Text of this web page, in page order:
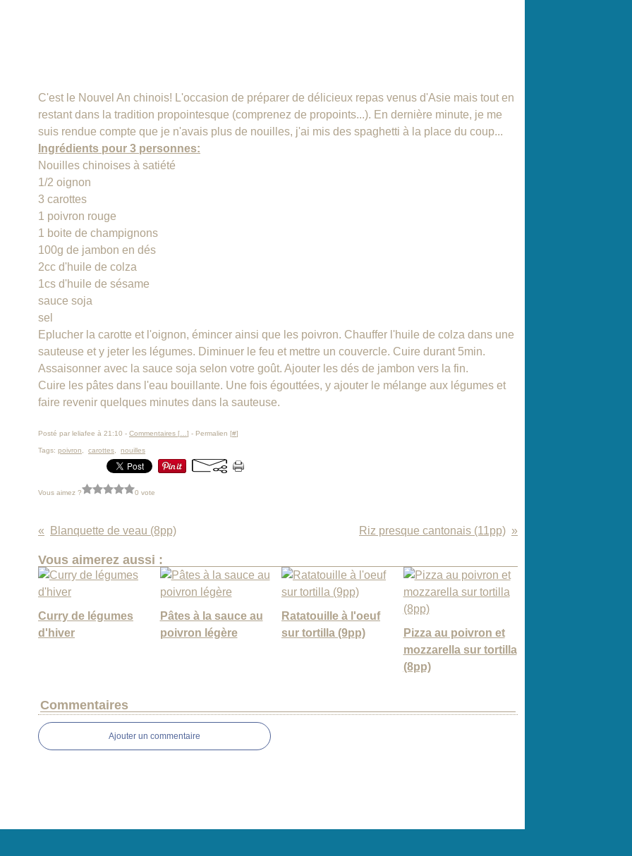
C'est le Nouvel An chinois! L'occasion de préparer de délicieux repas venus d'Asie mais tout en
restant dans la tradition propointesque (comprenez de propoints...). En dernière minute, je me
suis rendue compte que je n'avais plus de nouilles, j'ai mis des spaghetti à la place du coup...
Ingrédients pour 3 personnes:
Nouilles chinoises à satiété
1/2 oignon
3 carottes
1 poivron rouge
1 boite de champignons
100g de jambon en dés
2cc d'huile de colza
1cs d'huile de sésame
sauce soja
sel
Eplucher la carotte et l'oignon, émincer ainsi que les poivron. Chauffer l'huile de colza dans une
sauteuse et y jeter les légumes. Diminuer le feu et mettre un couvercle. Cuire durant 5min.
Assaisonner avec la sauce soja selon votre goût. Ajouter les dés de jambon vers la fin.
Cuire les pâtes dans l'eau bouillante. Une fois égouttées, y ajouter le mélange aux légumes et
faire revenir quelques minutes dans la sauteuse.
Posté par leliafee à 21:10 - Commentaires [ ] - Permalien [#]
Tags: poivron carottes nouilles
Vous aimez ? 0 vote
Blanquette de veau (8pp) Riz presque cantonais (11pp)
Vous aimerez aussi :
Curry de légumes
d'hiver
Pâtes à la sauce au
poivron légère
Ratatouille à l'oeuf
sur tortilla (9pp)
Pizza au poivron et
mozzarella sur tortilla
(8pp)
Commentaires
Ajouter un commentaire